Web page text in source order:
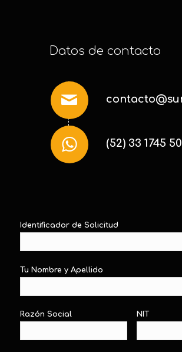
Datos de contacto
(52) 33 1745
Identificador de Solicitud
Tu Nombre y Apellido
Razón Social NIT